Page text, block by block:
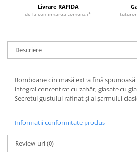
Livrare RAPIDA
de la confirmarea comenzii* tuturor
Descriere
Bomboane din masă extra fină
integral concentrat cu zahăr, glasate cu
Secretul gustului rafinat şi al şarmului
Informatii conformitate produs
Review-uri(0)